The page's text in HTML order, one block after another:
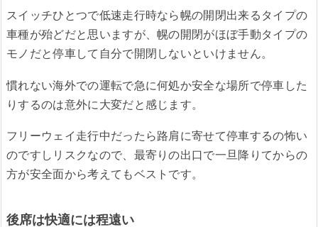
スイッチひとつで低速走行時なら幌の開閉出来るタイプの
車種が殆どだと思いますが、幌の開閉がほぼ手動タイプの
モノだと停車して自分で開閉しないといけません。
慣れない海外での運転で急に何処か安全な場所で停車した
りするのは意外に大変だと感じます。
フリーウェイ走行中だったら路肩に寄せて停車するの怖い
のですしリスクなので、最寄りの出口で一旦降りてからの
方が安全面から考えてもベストです。
後席は快適には程遠い